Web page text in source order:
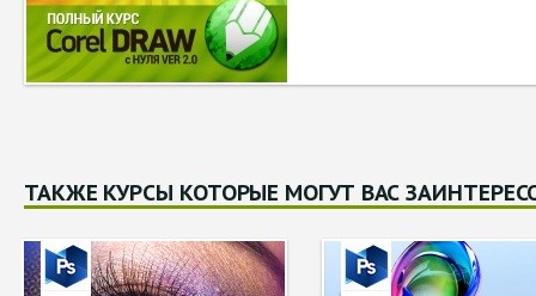
ТАКЖЕ КУРСЫ КОТОРЫЕ МОГУТ ВАС